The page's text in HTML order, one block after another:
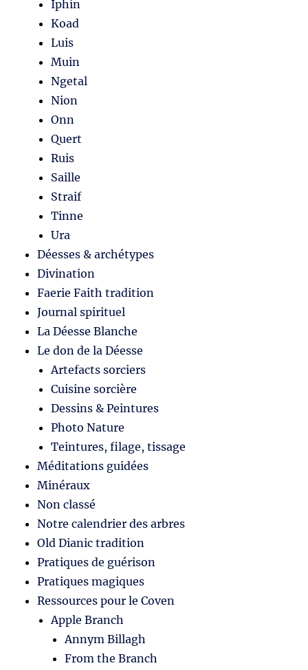
Iphin
Koad
Luis
Muin
Ngetal
Nion
Onn
Quert
Ruis
Saille
Straif
Tinne
Ura
Déesses & archétypes
Divination
Faerie Faith tradition
Journal spirituel
La Déesse Blanche
Le don de la Déesse
Artefacts sorciers
Cuisine sorcière
Dessins & Peintures
Photo Nature
Teintures, filage, tissage
Méditations guidées
Minéraux
Non classé
Notre calendrier des arbres
Old Dianic tradition
Pratiques de guérison
Pratiques magiques
Ressources pour le Coven
Apple Branch
Annym Billagh
From the Branch